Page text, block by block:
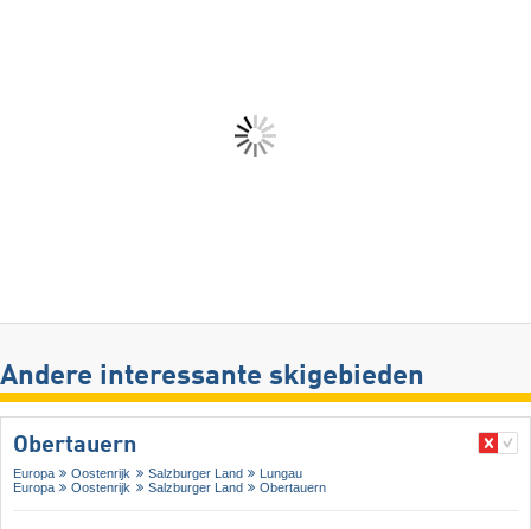
Andere interessante skigebieden
Obertauern
Europa Oostenrijk Salzburger Land
Lungau
Europa
Oostenrijk Salzburger Land Obertauern